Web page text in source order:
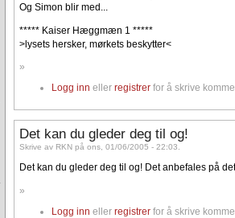
Og Simon blir med...
***** Kaiser Hæggmæn 1 *****
>lysets hersker, mørkets beskytter<
»
Logg inn ellerregistrer for å skrive
Det kan du gleder deg til og!
Skrive av RKN på ons, 01/06/2005 - 22:03.
Det kan du gleder deg til og! Det anbefales på
»
Logg inn ellerregistrer for å skrive